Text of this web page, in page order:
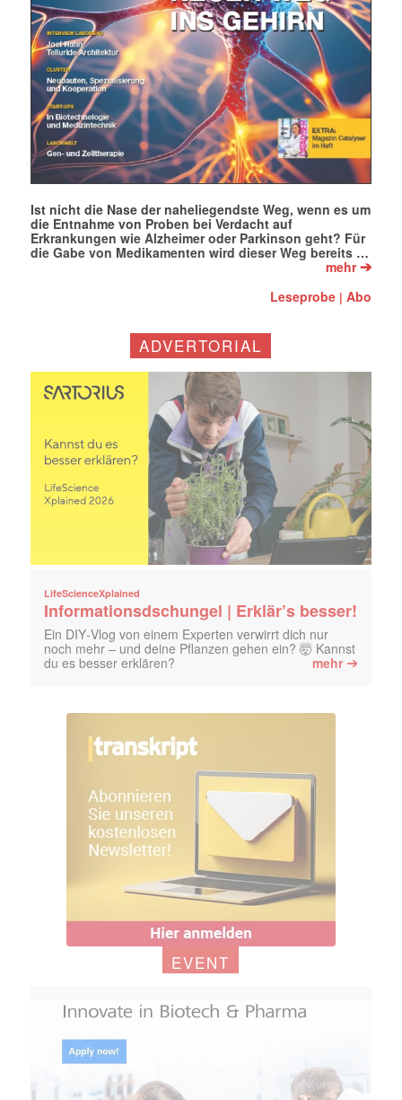
(erforderlich)
Ist nicht die Nase der naheliegendste Weg, wenn es um
die Entnahme von Proben bei Verdacht auf
Erkrankungen wie Alzheimer oder Parkinson geht? Für
die Gabe von Medikamenten wird dieser Weg bereits …
mehr➔
Leseprobe |Abo
ADVERTORIAL
LifeScienceXplained
Informationsdschungel | Erklär’s besser!
Ein DIY‑Vlog von einem Experten verwirrt dich nur
noch mehr – und deine Pflanzen gehen ein? 🤯 Kannst
du es besser erklären?
mehr ➔
EVENT